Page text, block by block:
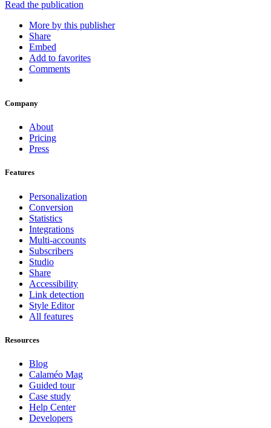
Read the publication
More by this publisher
Share
Embed
Add to favorites
Comments
Company
About
Pricing
Press
Features
Personalization
Conversion
Statistics
Integrations
Multi-accounts
Subscribers
Studio
Share
Accessibility
Link detection
Style Editor
All features
Resources
Blog
Calaméo Mag
Guided tour
Case study
Help Center
Developers